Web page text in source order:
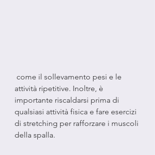
attività ripetitive. Inoltre, è
importante riscaldarsi prima di
qualsiasi attività fisica e fare esercizi
di stretching per rafforzare i muscoli
della spalla.